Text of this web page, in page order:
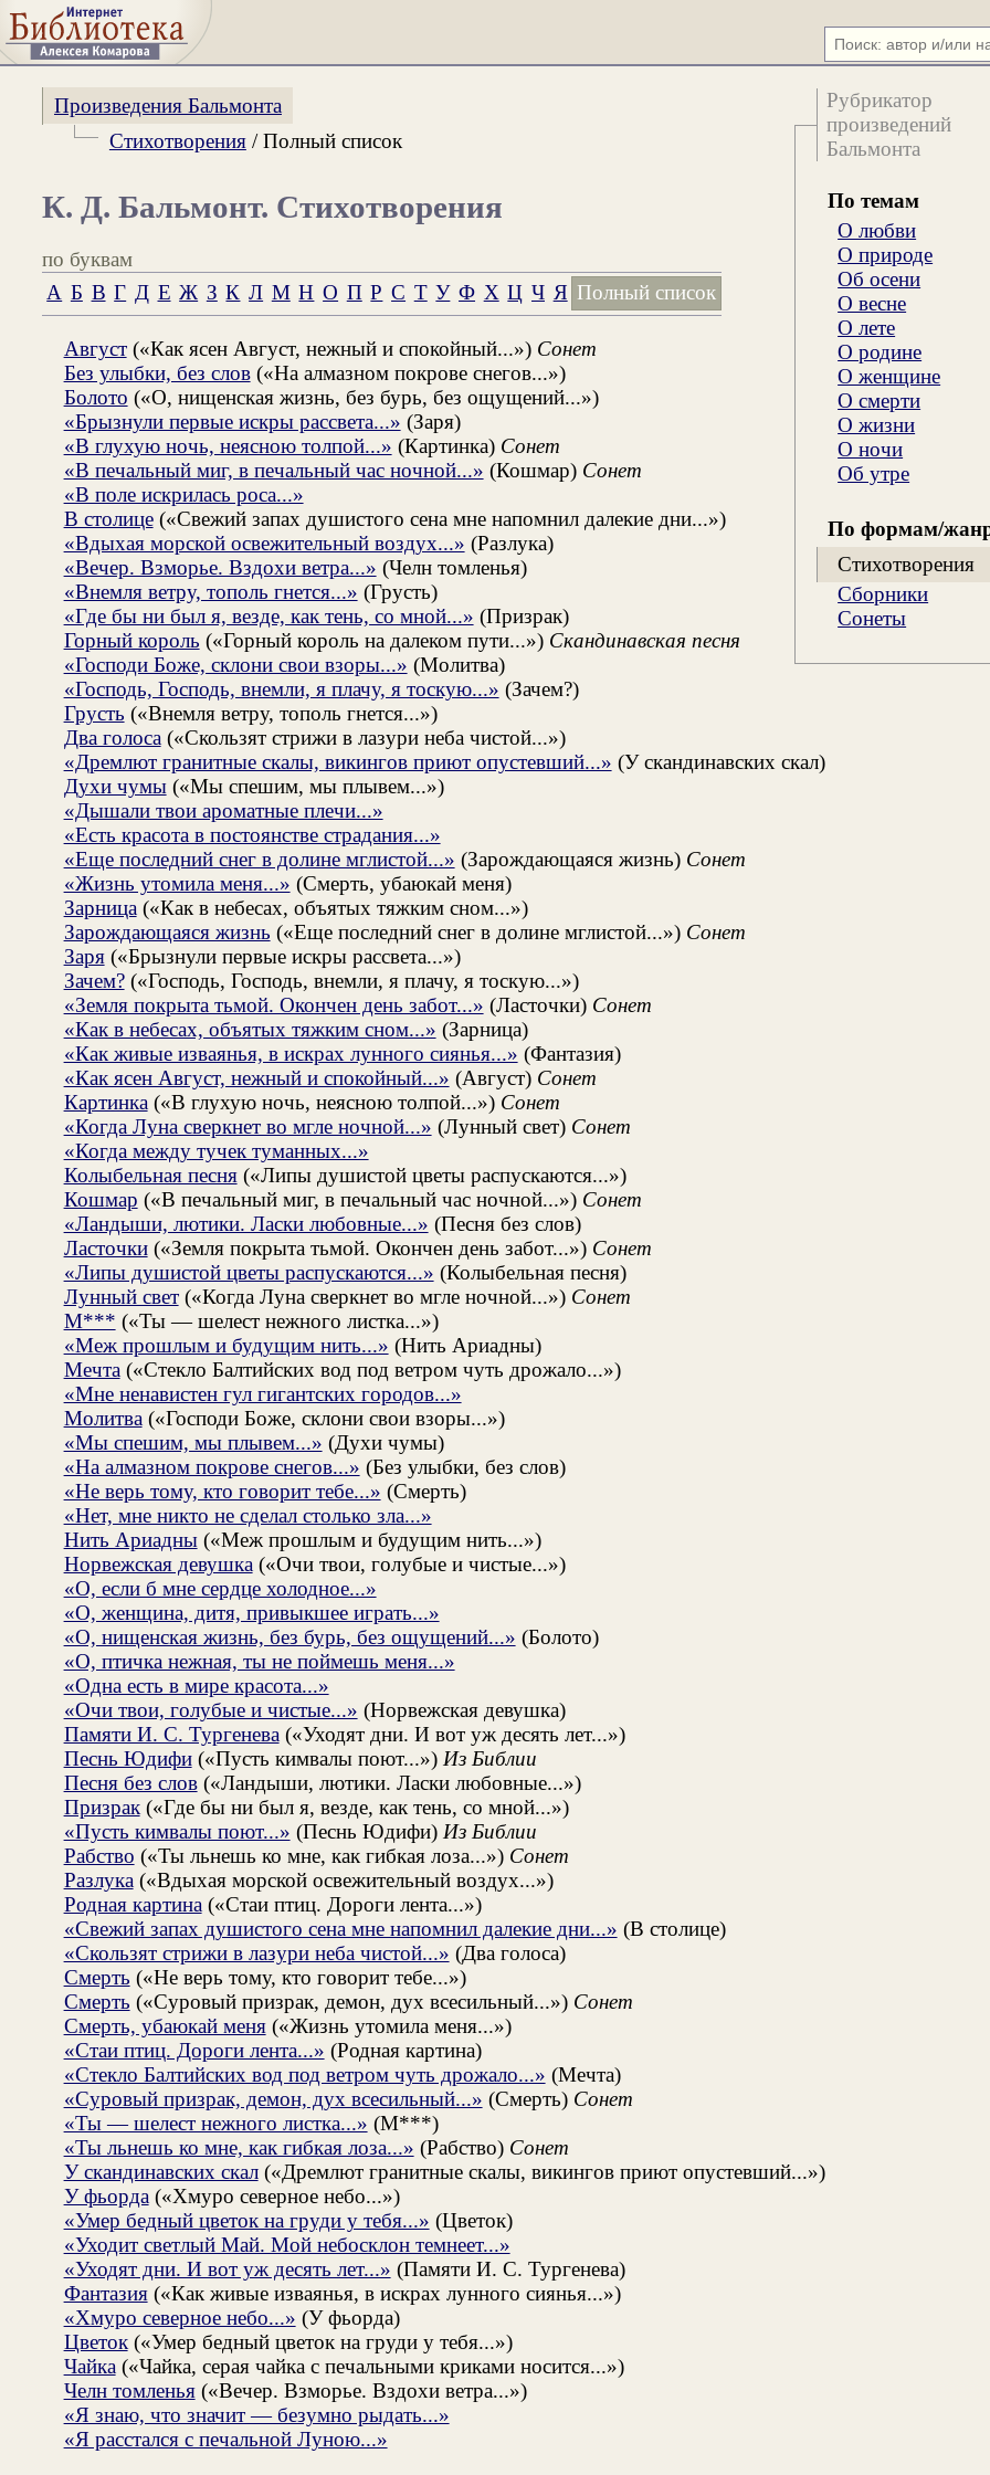
Рубрикатор
произведений
Бальмонта
По темам
О любви
О природе
Об осени
О весне
О лете
О родине
О женщине
О смерти
О жизни
О ночи
Об утре
По формам/
Стихотворения
Сборники
Сонеты
Произведения Бальмонта
Стихотворения/ Полный список
К. Д. Бальмонт. Стихотворения
по буквам
А Б В Г Д Е Ж З К Л М Н О П Р С Т У Ф Х Ц Ч Я Полный список
Август(«Как ясен Август, нежный и спокойный...») Сонет
Без улыбки, без слов(«На алмазном покрове снегов...»)
Болото («О, нищенская жизнь, без бурь, без ощущений...»)
«Брызнули первые искры рассвета...» (Заря)
«В глухую ночь, неясною толпой...» (Картинка) Сонет
«В печальный миг, в печальный час ночной...» (Кошмар) Сонет
«В поле искрилась роса...»
В столице(«Свежий запах душистого сена мне напомнил далекие дни...»)
«Вдыхая морской освежительный воздух...» (Разлука)
«Вечер. Взморье. Вздохи ветра...» (Челн томленья)
«Внемля ветру, тополь гнется...» (Грусть)
«Где бы ни был я, везде, как тень, со мной...» (Призрак)
Горный король («Горный король на далеком пути...») Скандинавская песня
«Господи Боже, склони свои взоры...» (Молитва)
«Господь, Господь, внемли, я плачу, я тоскую...» (Зачем?)
Грусть («Внемля ветру, тополь гнется...»)
Два голоса («Скользят стрижи в лазури неба чистой...»)
«Дремлют гранитные скалы, викингов приют опустевший...» (У скандинавских скал)
Духи чумы(«Мы спешим, мы плывем...»)
«Дышали твои ароматные плечи...»
«Есть красота в постоянстве страдания...»
«Еще последний снег в долине мглистой...» (Зарождающаяся жизнь) Сонет
«Жизнь утомила меня...» (Смерть, убаюкай меня)
Зарница («Как в небесах, объятых тяжким сном...»)
Зарождающаяся жизнь («Еще последний снег в долине мглистой...») Сонет
Заря(«Брызнули первые искры рассвета...»)
Зачем?(«Господь, Господь, внемли, я плачу, я тоскую...»)
«Земля покрыта тьмой. Окончен день забот...» (Ласточки) Сонет
«Как в небесах, объятых тяжким сном...» (Зарница)
«Как живые изваянья, в искрах лунного сиянья...» (Фантазия)
«Как ясен Август, нежный и спокойный...» (Август) Сонет
Картинка («В глухую ночь, неясною толпой...») Сонет
«Когда Луна сверкнет во мгле ночной...» (Лунный свет) Сонет
«Когда между тучек туманных...»
Колыбельная песня(«Липы душистой цветы распускаются...»)
Кошмар («В печальный миг, в печальный час ночной...») Сонет
«Ландыши, лютики. Ласки любовные...» (Песня без слов)
Ласточки(«Земля покрыта тьмой. Окончен день забот...») Сонет
«Липы душистой цветы распускаются...» (Колыбельная песня)
Лунный свет(«Когда Луна сверкнет во мгле ночной...») Сонет
М*** («Ты — шелест нежного листка...»)
«Меж прошлым и будущим нить...» (Нить Ариадны)
Мечта («Стекло Балтийских вод под ветром чуть дрожало...»)
«Мне ненавистен гул гигантских городов...»
Молитва («Господи Боже, склони свои взоры...»)
«Мы спешим, мы плывем...» (Духи чумы)
«На алмазном покрове снегов...» (Без улыбки, без слов)
«Не верь тому, кто говорит тебе...» (Смерть)
«Нет, мне никто не сделал столько зла...»
Нить Ариадны(«Меж прошлым и будущим нить...»)
Норвежская девушка («Очи твои, голубые и чистые...»)
«О, если б мне сердце холодное...»
«О, женщина, дитя, привыкшее играть...»
«О, нищенская жизнь, без бурь, без ощущений...» (Болото)
«О, птичка нежная, ты не поймешь меня...»
«Одна есть в мире красота...»
«Очи твои, голубые и чистые...» (Норвежская девушка)
Памяти И. С. Тургенева («Уходят дни. И вот уж десять лет...»)
Песнь Юдифи(«Пусть кимвалы поют...») Из Библии
Песня без слов(«Ландыши, лютики. Ласки любовные...»)
Призрак(«Где бы ни был я, везде, как тень, со мной...»)
«Пусть кимвалы поют...» (Песнь Юдифи) Из Библии
Рабство («Ты льнешь ко мне, как гибкая лоза...») Сонет
Разлука («Вдыхая морской освежительный воздух...»)
Родная картина («Стаи птиц. Дороги лента...»)
«Свежий запах душистого сена мне напомнил далекие дни...» (В столице)
«Скользят стрижи в лазури неба чистой...» (Два голоса)
Смерть («Не верь тому, кто говорит тебе...»)
Смерть («Суровый призрак, демон, дух всесильный...») Сонет
Смерть, убаюкай меня(«Жизнь утомила меня...»)
«Стаи птиц. Дороги лента...» (Родная картина)
«Стекло Балтийских вод под ветром чуть дрожало...» (Мечта)
«Суровый призрак, демон, дух всесильный...» (Смерть) Сонет
«Ты — шелест нежного листка...» (М***)
«Ты льнешь ко мне, как гибкая лоза...» (Рабство) Сонет
У скандинавских скал(«Дремлют гранитные скалы, викингов приют опустевший...»)
У фьорда («Хмуро северное небо...»)
«Умер бедный цветок на груди у тебя...» (Цветок)
«Уходит светлый Май. Мой небосклон темнеет...»
«Уходят дни. И вот уж десять лет...» (Памяти И. С. Тургенева)
Фантазия(«Как живые изваянья, в искрах лунного сиянья...»)
«Хмуро северное небо...» (У фьорда)
Цветок(«Умер бедный цветок на груди у тебя...»)
Чайка («Чайка, серая чайка с печальными криками носится...»)
Челн томленья(«Вечер. Взморье. Вздохи ветра...»)
«Я знаю, что значит — безумно рыдать...»
«Я расстался с печальной Луною...»